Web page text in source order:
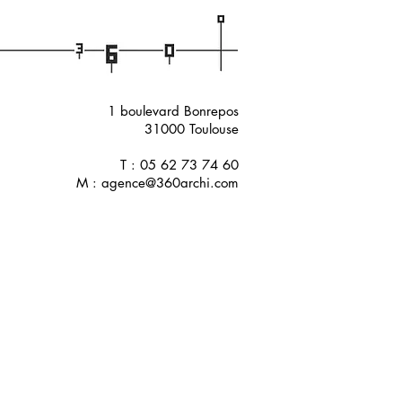
1 boulevard Bonrepos
31000 Toulouse
T : 05 62 73 74 60
M : agence@360archi.com